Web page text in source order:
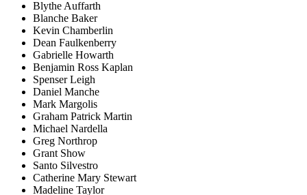
Blythe Auffarth
Blanche Baker
Kevin Chamberlin
Dean Faulkenberry
Gabrielle Howarth
Benjamin Ross Kaplan
Spenser Leigh
Daniel Manche
Mark Margolis
Graham Patrick Martin
Michael Nardella
Greg Northrop
Grant Show
Santo Silvestro
Catherine Mary Stewart
Madeline Taylor